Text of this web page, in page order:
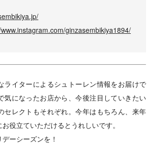
ginzasembikiya1894/
ライターによるシュトーレン情報をお届けで
気になったお店から、今後注目していきたい
セレクトもそれぞれ。今年はもちろん、来年
役立ていただけるとうれしいです。
ーシーズンを！